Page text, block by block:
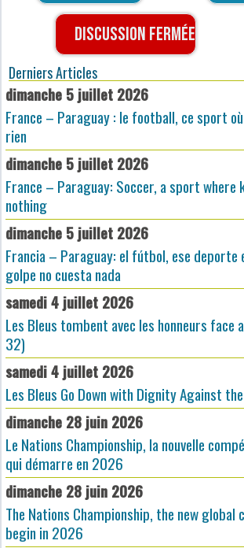
Discussion fermée
Derniers Articles
dimanche 5 juillet 2026
France – Paraguay : le football, ce sport
rien
dimanche 5 juillet 2026
France – Paraguay: Soccer, a sport where
nothing
dimanche 5 juillet 2026
Francia – Paraguay: el fútbol, ese deporte
golpe no cuesta nada
samedi 4 juillet 2026
Les Bleus tombent avec les honneurs face
32)
samedi 4 juillet 2026
Les Bleus Go Down with Dignity Against
dimanche 28 juin 2026
Le Nations Championship, la nouvelle
qui démarre en 2026
dimanche 28 juin 2026
The Nations Championship, the new
begin in 2026